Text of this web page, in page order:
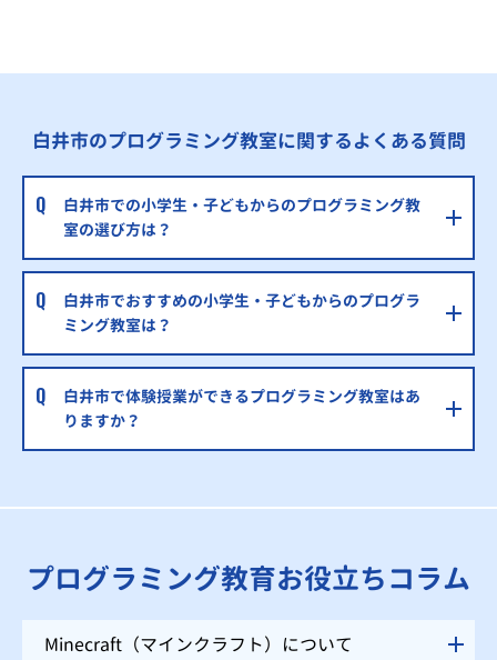
白井市のプログラミング教室に関するよくある質問
白井市での小学生・子どもからのプログラミング教
室の選び方は？
白井市でおすすめの小学生・子どもからのプログラ
ミング教室は？
白井市で体験授業ができるプログラミング教室はあ
りますか？
プログラミング教育お役立ちコラム
Minecraft（マインクラフト）について